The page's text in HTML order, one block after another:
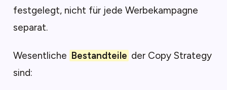
festgelegt, nicht für jede Werbekampagne
separat.
Wesentliche Bestandteile der Copy Strategy
sind: